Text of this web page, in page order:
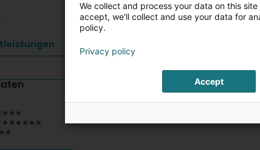
We collect and process your data on this
accept, we'll collect and use your data for
policy.
Privacy policy
Accept